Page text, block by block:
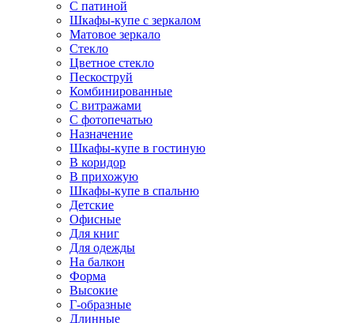
С патиной
Шкафы-купе с зеркалом
Матовое зеркало
Стекло
Цветное стекло
Пескоструй
Комбинированные
С витражами
С фотопечатью
Назначение
Шкафы-купе в гостиную
В коридор
В прихожую
Шкафы-купе в спальню
Детские
Офисные
Для книг
Для одежды
На балкон
Форма
Высокие
Г-образные
Длинные